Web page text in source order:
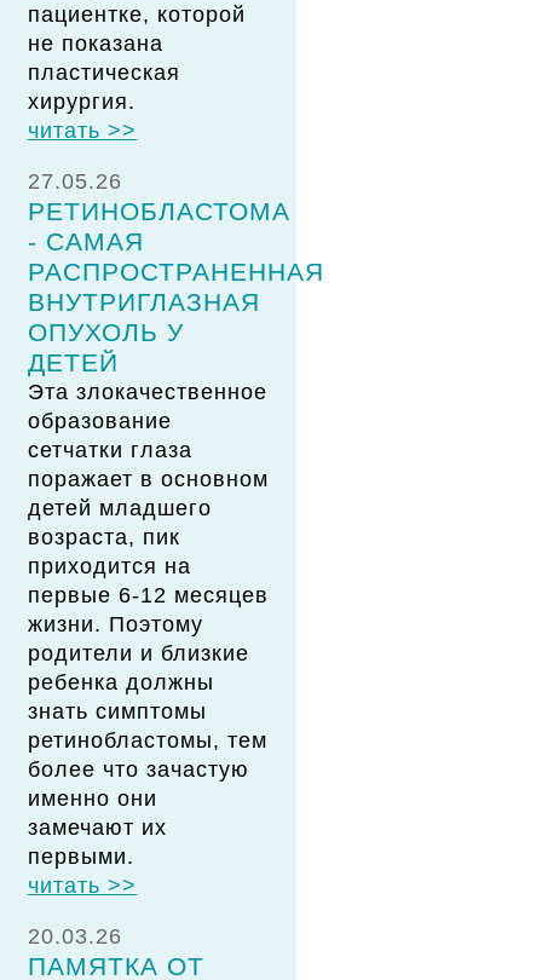
пациентке, которой
не показана
пластическая
хирургия.
читать >>
27.05.26
РЕТИНОБЛАСТОМА
- САМАЯ
РАСПРОСТРАНЕННАЯ
ВНУТРИГЛАЗНАЯ
ОПУХОЛЬ У
ДЕТЕЙ
Эта злокачественное
образование
сетчатки глаза
поражает в основном
детей младшего
возраста, пик
приходится на
первые 6-12 месяцев
жизни. Поэтому
родители и близкие
ребенка должны
знать симптомы
ретинобластомы, тем
более что зачастую
именно они
замечают их
первыми.
читать >>
20.03.26
ПАМЯТКА ОТ